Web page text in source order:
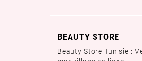
BEAUTY STORE
Beauty Store Tunisie :